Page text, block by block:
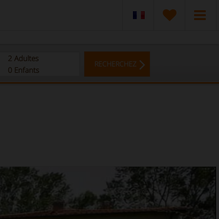
2 Adultes
0 Enfants
RECHERCHEZ